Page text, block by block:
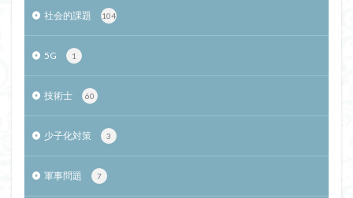
社会的課題 104
5G 1
技術士 60
少子化対策 3
軍事問題 7